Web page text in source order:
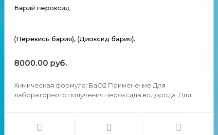
Барий пероксид
(Перекись бария), (Диоксид бария).
8000.00 руб.
Химическая формула: BaO2 Применение Для
лабораторного получения пероксида водорода. Для
для ткани, бумаги. Пероксид бария крайне редко